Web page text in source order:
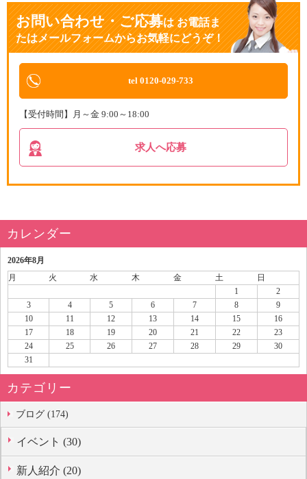
お問い合わせ・ご応募はお電話ま
たはメールフォームからお気軽にどうぞ！
tel 0120-029-733
【受付時間】月～金 9:00～18:00
求人へ応募
カレンダー
2026年8月
月
火 水 木 金 土
日
1
2
3
4 5 6 7 8
9
10
11 12 13 14 15
16
17
18 19 20 21 22
23
24
25 26 27 28 29
30
31
カテゴリー
ブログ (174)
イベント (30)
新人紹介 (20)